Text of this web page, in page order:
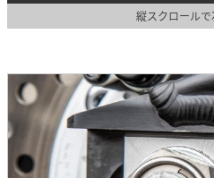
縦スクロール